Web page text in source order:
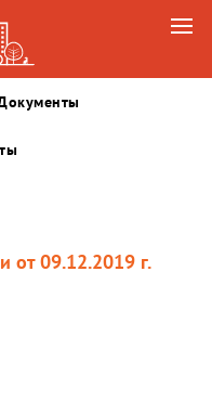
от 09.12.2019 г.